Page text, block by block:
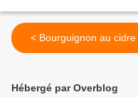
< Bourguignon au cidre
Hébergé par Overblog